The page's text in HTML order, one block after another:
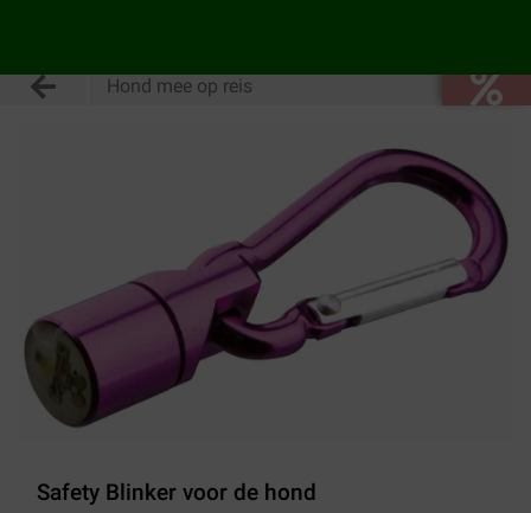
Hond mee op reis
Safety Blinker voor de hond